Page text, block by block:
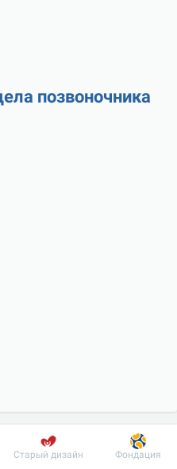
позвоночника
Пациенту
Старый дизайн Фондация